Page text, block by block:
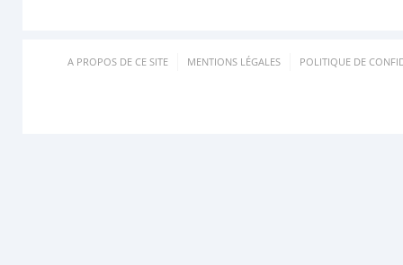
A PROPOS DE CE SITE MENTIONS LÉGALES POLITIQUE DE